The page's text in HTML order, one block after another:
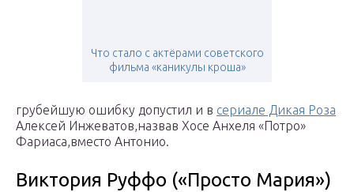
Что стало с актёрами советского
фильма «каникулы кроша»
грубейшую ошибку допустил и в сериале Дикая Роза
Алексей Инжеватов,назвав Хосе Анхеля «Потро»
Фариаса,вместо Антонио.
Виктория Руффо («Просто Мария»)